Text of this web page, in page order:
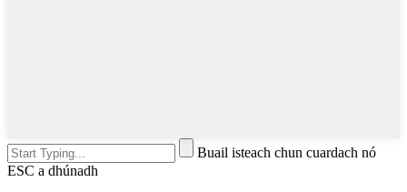
Buail isteach chun cuardach nó
ESC a dhúnadh